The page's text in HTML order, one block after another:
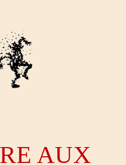
AUX